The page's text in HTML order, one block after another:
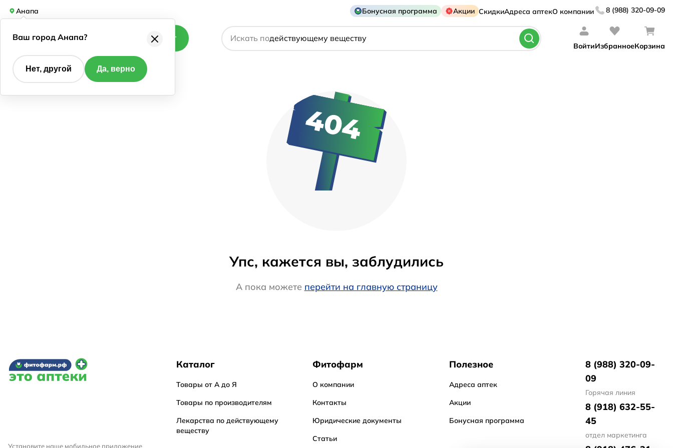
Анапа Бонусная программа Акции СкидкиАдреса аптекО компании 8 (988) 320-09-09
Каталог Искать по
названию препарата
действующему веществу
производителю
ВойтиИзбранноеКорзина
Упс, кажется вы, заблудились
А пока можете перейти на главную страницу
Установите наше мобильное приложение
Каталог
Товары от А до Я
Товары по производителям
Лекарства по действующему
веществу
Фитофарм
О компании
Контакты
Юридические документы
Статьи
Полезное
Адреса аптек
Акции
Бонусная программа
8 (988) 320-09-
09
Горячая линия
8 (918) 632-55-
45
отдел маркетинга
Ваш город Анапа?
Нет, другой Да, верно